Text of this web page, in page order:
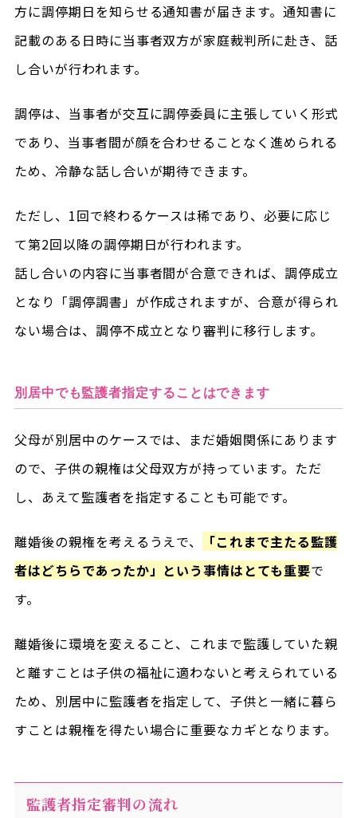
方に調停期日を知らせる通知書が届きます。通知書に
記載のある日時に当事者双方が家庭裁判所に赴き、話
し合いが行われます。
調停は、当事者が交互に調停委員に主張していく形式
であり、当事者間が顔を合わせることなく進められる
ため、冷静な話し合いが期待できます。
ただし、1回で終わるケースは稀であり、必要に応じ
て第2回以降の調停期日が行われます。
話し合いの内容に当事者間が合意できれば、調停成立
となり「調停調書」が作成されますが、合意が得られ
ない場合は、調停不成立となり審判に移行します。
別居中でも監護者指定することはできます
父母が別居中のケースでは、まだ婚姻関係にあります
ので、子供の親権は父母双方が持っています。ただ
し、あえて監護者を指定することも可能です。
離婚後の親権を考えるうえで、
「これまで主たる監護
者はどちらであったか」という事情はとても重要で
す。
離婚後に環境を変えること、これまで監護していた親
と離すことは子供の福祉に適わないと考えられている
ため、別居中に監護者を指定して、子供と一緒に暮ら
すことは親権を得たい場合に重要なカギとなります。
監護者指定審判の流れ